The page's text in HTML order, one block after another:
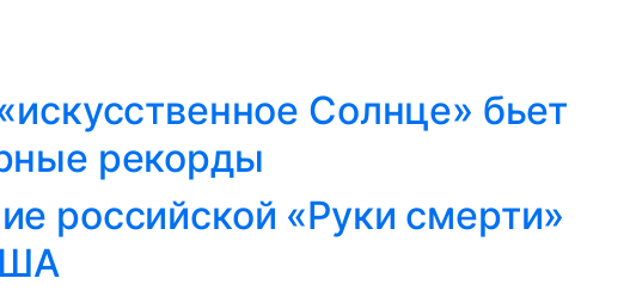
Солнце» бьет
рекорды
российской «Руки смерти»